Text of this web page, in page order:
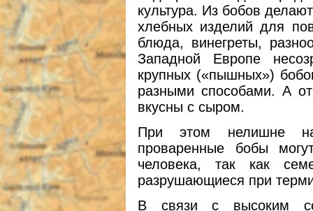
культура. Из бобов
хлебных изделий для
блюда, винегреты,
Западной Европе
крупных («пышных»)
разными способами. А
вкусны с сыром.
При этом нелишне
проваренные бобы
человека, так как
разрушающиеся при
В связи с высоким